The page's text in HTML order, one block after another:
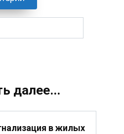
далее...
в жилых